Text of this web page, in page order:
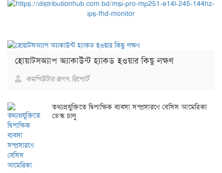
হোয়াটসঅ্যাপ অ্যাকাউন্ট হ্যাকড হওয়ার কিছু লক্ষণ
কমপিউটার জগৎ রিপোর্ট
তথ্যপ্রযুক্তিতে দ্বিপাক্ষিক ব্যবসা সম্প্রসারণে বেসিস আমেরিকা
ডেস্ক চালু